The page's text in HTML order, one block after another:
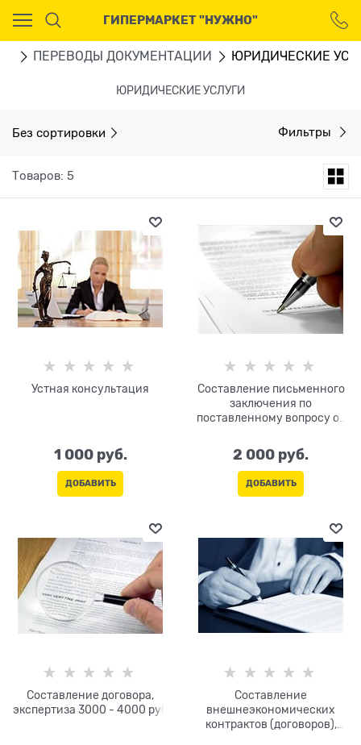
ГИПЕРМАРКЕТ "НУЖНО"
ПЕРЕВОДЫ ДОКУМЕНТАЦИИ ЮРИДИЧЕСКИЕ
ЮРИДИЧЕСКИЕ УСЛУГИ
Без сортировки Фильтры
Товаров: 5
Устная консультация
1 000 руб.
ДОБАВИТЬ
Составление письменного
заключения по
поставленному вопросу от
2 000 руб.
ДОБАВИТЬ
Составление договора,
экспертиза 3000 - 4000 руб
Составление
внешнеэкономических
контрактов (договоров),
Ваш город - Москва,
угадали?
ДА НЕТ